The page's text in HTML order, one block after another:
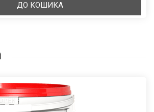
ДО КОШИКА